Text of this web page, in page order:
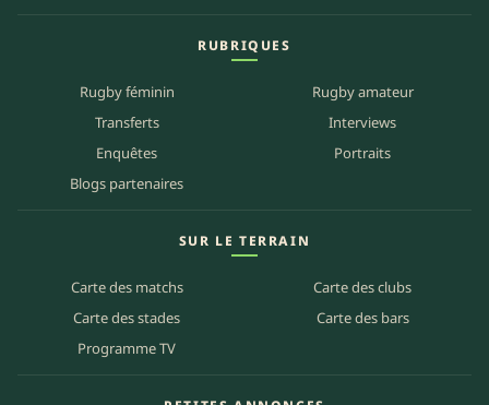
RUBRIQUES
Rugby féminin
Rugby amateur
Transferts
Interviews
Enquêtes
Portraits
Blogs partenaires
SUR LE TERRAIN
Carte des matchs
Carte des clubs
Carte des stades
Carte des bars
Programme TV